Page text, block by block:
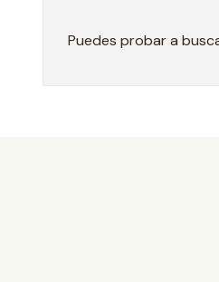
Puedes probar a